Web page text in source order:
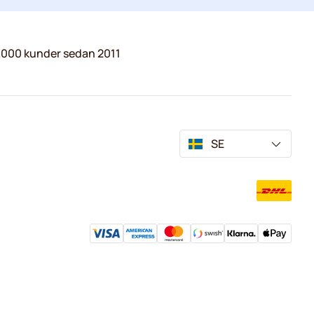
kunder sedan 2011
SE